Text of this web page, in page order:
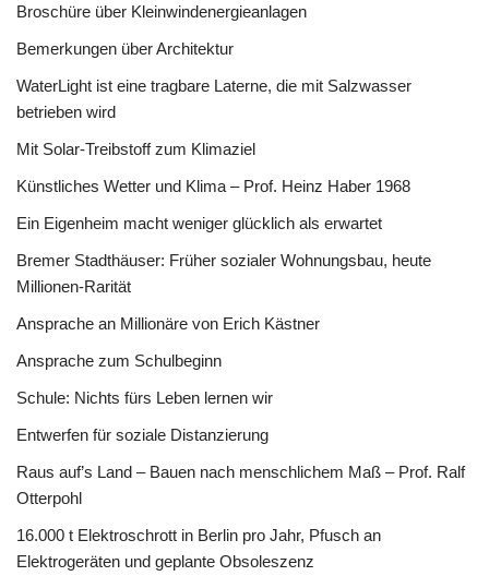
Broschüre über Kleinwindenergieanlagen
Bemerkungen über Architektur
WaterLight ist eine tragbare Laterne, die mit Salzwasser
betrieben wird
Mit Solar-Treibstoff zum Klimaziel
Künstliches Wetter und Klima – Prof. Heinz Haber 1968
Ein Eigenheim macht weniger glücklich als erwartet
Bremer Stadthäuser: Früher sozialer Wohnungsbau, heute
Millionen-Rarität
Ansprache an Millionäre von Erich Kästner
Ansprache zum Schulbeginn
Schule: Nichts fürs Leben lernen wir
Entwerfen für soziale Distanzierung
Raus auf’s Land – Bauen nach menschlichem Maß – Prof. Ralf
Otterpohl
16.000 t Elektroschrott in Berlin pro Jahr, Pfusch an
Elektrogeräten und geplante Obsoleszenz